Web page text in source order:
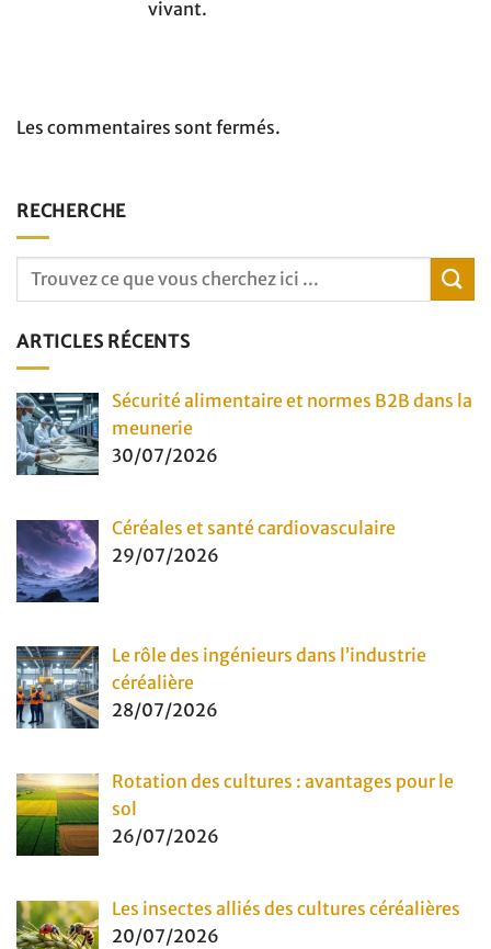
vivant.
Les commentaires sont fermés.
RECHERCHE
ARTICLES RÉCENTS
Sécurité alimentaire et normes B2B dans la
meunerie
30/07/2026
Céréales et santé cardiovasculaire
29/07/2026
Le rôle des ingénieurs dans l’industrie
céréalière
28/07/2026
Rotation des cultures : avantages pour le
sol
26/07/2026
Les insectes alliés des cultures céréalières
20/07/2026